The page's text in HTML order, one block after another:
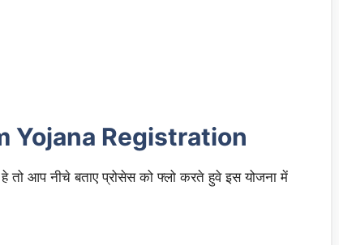
Yojana Registration
तो आप नीचे बताए प्रोसेस को फ्लो करते हुवे इस योजना में